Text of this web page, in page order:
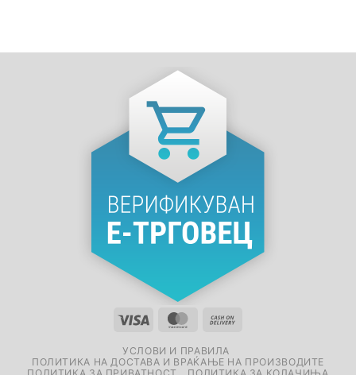
УСЛОВИ И ПРАВИЛА
ПОЛИТИКА НА ДОСТАВА И ВРАЌАЊЕ НА ПРОИЗВОДИТЕ